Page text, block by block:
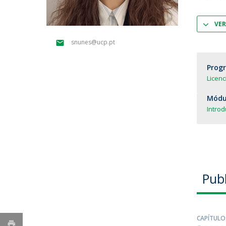
Parcerias Estratégicas
Iniciativas Nacionais
Candidaturassnunes@ucp.pt